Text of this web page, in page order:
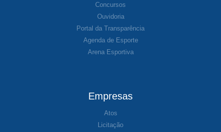
Concursos
Ouvidoria
Portal da Transparência
Agenda de Esporte
Arena Esportiva
Empresas
Atos
Licitação